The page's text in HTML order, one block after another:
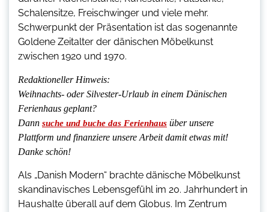
Schalensitze, Freischwinger und viele mehr.
Schwerpunkt der Präsentation ist das sogenannte
Goldene Zeitalter der dänischen Möbelkunst
zwischen 1920 und 1970.
Redaktioneller Hinweis:
Weihnachts- oder Silvester-Urlaub in einem Dänischen
Ferienhaus geplant?
Dann suche und buche das Ferienhaus über unsere
Plattform und finanziere unsere Arbeit damit etwas mit!
Danke schön!
Als „Danish Modern“ brachte dänische Möbelkunst
skandinavisches Lebensgefühl im 20. Jahrhundert in
Haushalte überall auf dem Globus. Im Zentrum